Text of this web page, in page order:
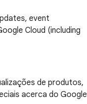
event
Cloud (including
de produtos,
acerca do Google